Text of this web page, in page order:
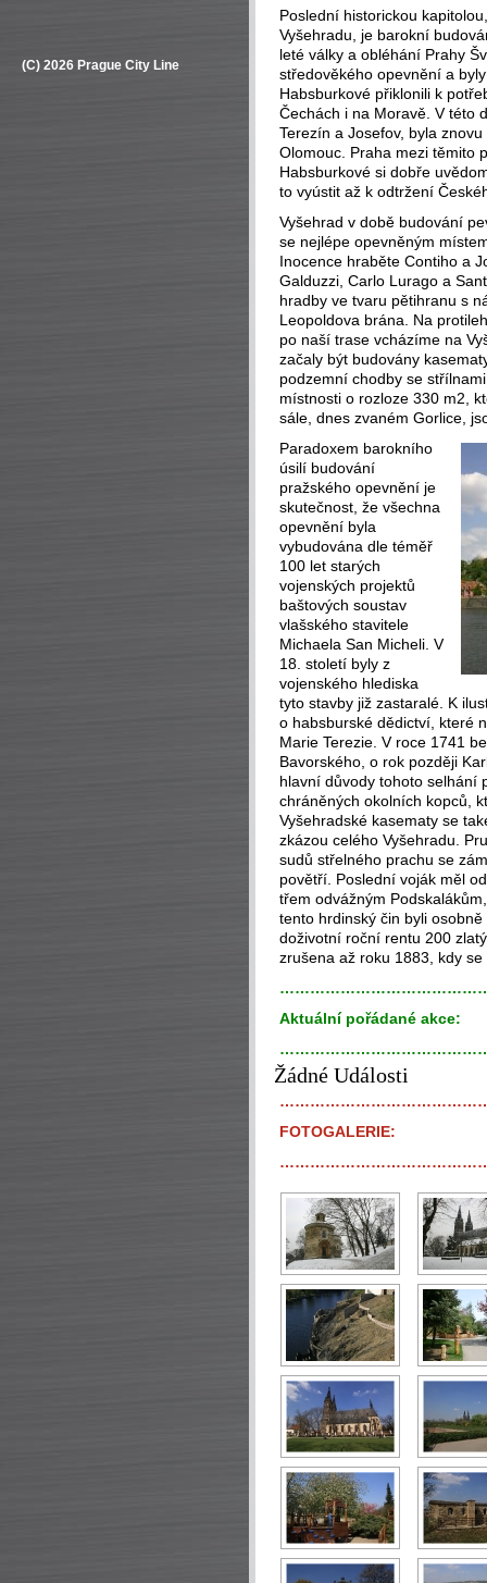
(C) 2026 Prague City Line
Poslední historickou
Vyšehradu, je barokní
leté války a obléhání Prahy
středověkého opevnění a
Habsburkové přiklonili k
Čechách i na Moravě. V této
Terezín a Josefov, byla
Olomouc. Praha mezi těmito
Habsburkové si dobře
to vyústit až k odtržení
Vyšehrad v době budování
se nejlépe opevněným
Inocence hraběte Contiho a
Galduzzi, Carlo Lurago a
hradby ve tvaru pětihranu s
Leopoldova brána. Na
po naší trase vcházíme na
začaly být budovány
podzemní chodby se
místnosti o rozloze 330 m2,
sále, dnes zvaném Gorlice,
Paradoxem barokního
úsilí budování
pražského opevnění je
skutečnost, že všechna
opevnění byla
vybudována dle téměř
100 let starých
vojenských projektů
baštových soustav
vlašského stavitele
Michaela San Micheli. V
18. století byly z
vojenského hlediska
tyto stavby již zastaralé. K
o habsburské dědictví, které
Marie Terezie. V roce 1741
Bavorského, o rok později
hlavní důvody tohoto selhání
chráněných okolních kopců,
Vyšehradské kasematy se
zkázou celého Vyšehradu.
sudů střelného prachu se
povětří. Poslední voják měl
třem odvážným
tento hrdinský čin byli
doživotní roční rentu 200
zrušena až roku 1883, kdy
Aktuální pořádané akce:
Žádné Události
FOTOGALERIE: